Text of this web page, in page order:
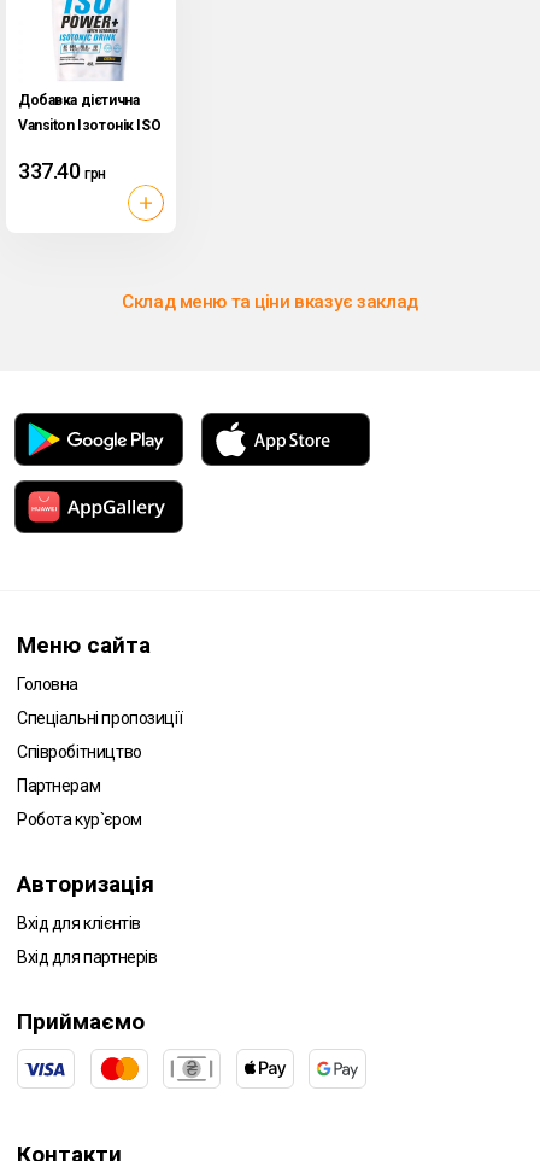
Добавка дієтична
Vansiton Ізотонік ISO
337.40 грн
Склад меню та ціни вказує заклад
Меню сайта
Головна
Спеціальні пропозиції
Співробітництво
Партнерам
Робота кур`єром
Авторизація
Вхід для клієнтів
Вхід для партнерів
Приймаємо
Контакти